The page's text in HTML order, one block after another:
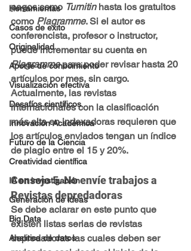
Herramientas
Casos de exito
Originalidad
Aporte de conocimiento
Visualización efectiva
Desafíos científicos
Innovación Académica
Futuro de la Ciencia
Creatividad científica
IA en investigación
Generación de ideas
Big Data
Analitica de datos
pagos como Turnitin hasta los gratuitos
como Plagramme. Si el autor es
conferencista, profesor o instructor,
puede incrementar su cuenta en
Plagramme para poder revisar hasta 20
artículos por mes, sin cargo.
Actualmente, las revistas
internacionales con la clasificación
más alta en indexadoras requieren que
los artículos enviados tengan un índice
de plagio entre el 15 y 20%.
Consejo 5. No envíe trabajos a
Revistas depredadoras
Se debe aclarar en este punto que
existen listas serias de revistas
depredadoras las cuales deben ser